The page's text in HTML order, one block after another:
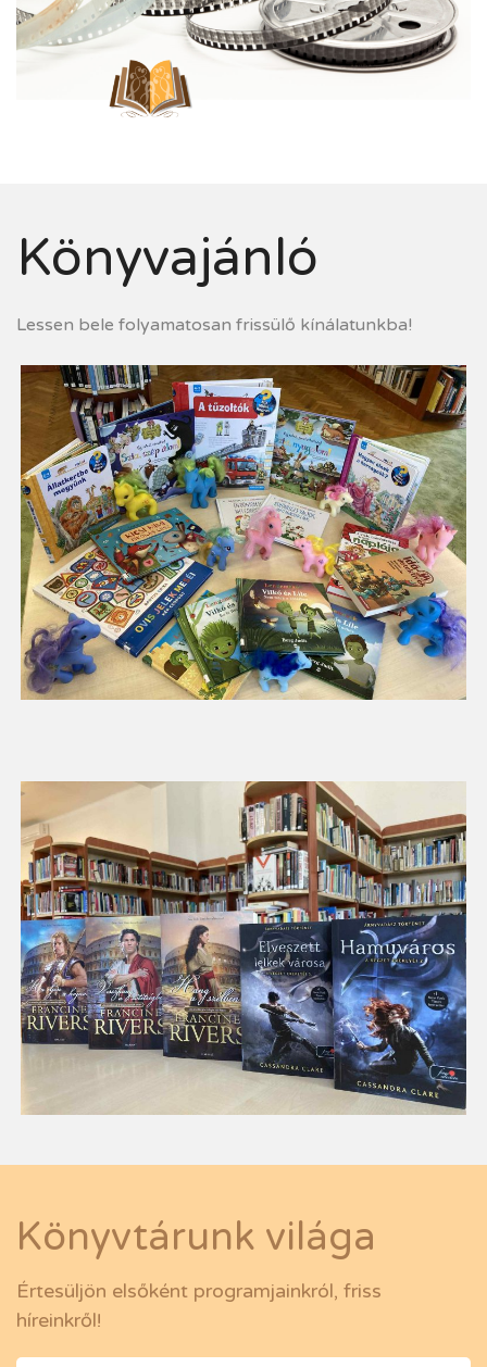
Könyvajánló
Lessen bele folyamatosan frissülő kínálatunkba!
Könyvtárunk világa
Értesüljön elsőként programjainkról, friss
híreinkről!